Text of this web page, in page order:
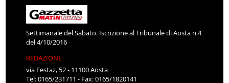
Settimanale del Sabato. Iscrizione al Tribunale di Aosta n.4
del 4/10/2016
REDAZIONE
via Festaz, 52 - 11100 Aosta
Tel: 0165/231711 - Fax: 0165/1820141